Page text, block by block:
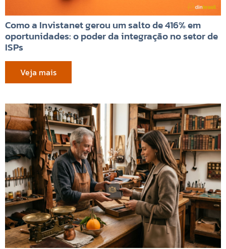
Como a Invistanet gerou um salto de 416% em
oportunidades: o poder da integração no setor de
ISPs
Veja mais